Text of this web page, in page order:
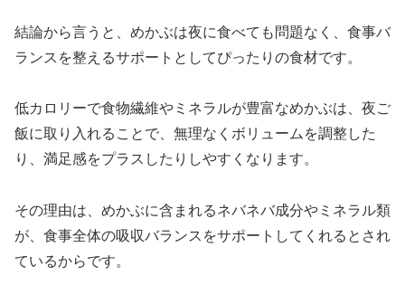
結論から言うと、めかぶは夜に食べても問題なく、食事バ
ランスを整えるサポートとしてぴったりの食材です。
低カロリーで食物繊維やミネラルが豊富なめかぶは、夜ご
飯に取り入れることで、無理なくボリュームを調整した
り、満足感をプラスしたりしやすくなります。
その理由は、めかぶに含まれるネバネバ成分やミネラル類
が、食事全体の吸収バランスをサポートしてくれるとされ
ているからです。